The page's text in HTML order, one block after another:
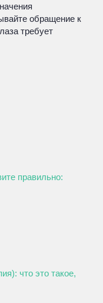
обращение к
требует
правильно:
что это такое,